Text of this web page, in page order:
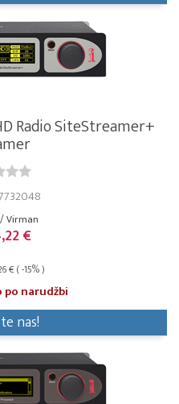
Radio SiteStreamer+
Virman
€
€ ( -15% )
po narudžbi
nas!